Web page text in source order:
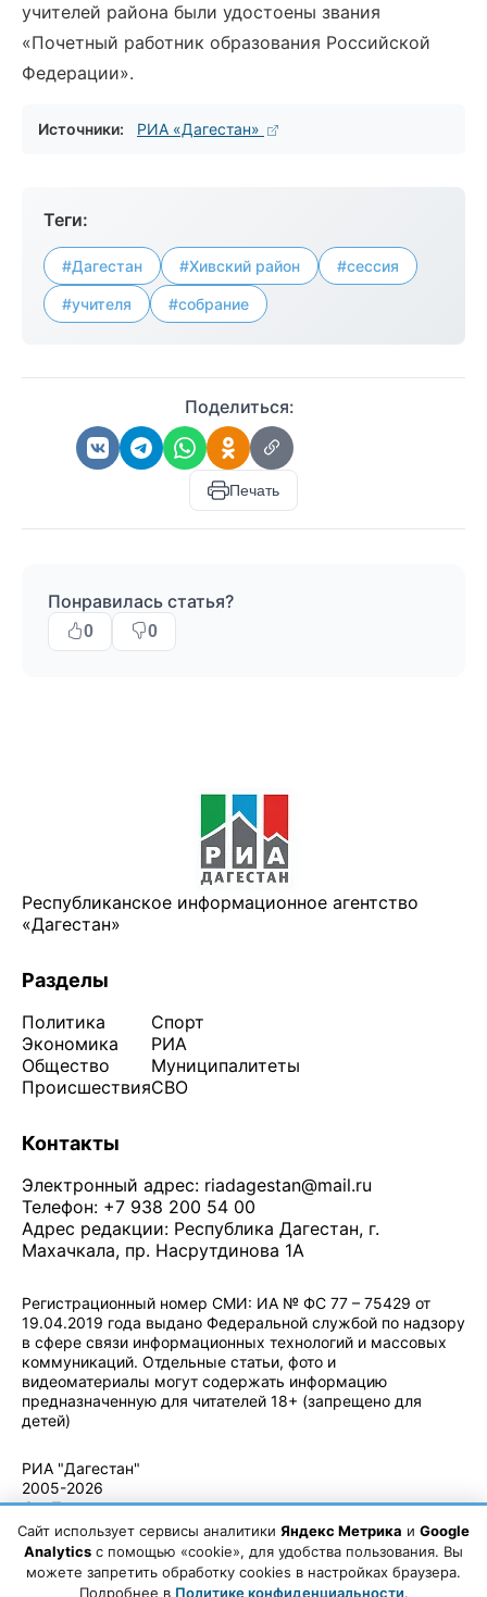
учителей района были удостоены звания
«Почетный работник образования Российской
Федерации».
Источники: РИА «Дагестан»
Теги:
#Дагестан #Хивский район #сессия
#учителя #собрание
Поделиться:
Печать
Понравилась статья?
0 0
Республиканское информационное агентство
«Дагестан»
Разделы
Политика
Экономика
Общество
Происшествия
Спорт
РИА
Муниципалитеты
СВО
Контакты
Электронный адрес: riadagestan@mail.ru
Телефон: +7 938 200 54 00
Адрес редакции: Республика Дагестан, г.
Махачкала, пр. Насрутдинова 1А
Регистрационный номер СМИ: ИА № ФС 77 – 75429 от
19.04.2019 года выдано Федеральной службой по надзору
в сфере связи информационных технологий и массовых
коммуникаций. Отдельные статьи, фото и
видеоматериалы могут содержать информацию
предназначенную для читателей 18+ (запрещено для
детей)
РИА "Дагестан"
2005-2026
© - Правила
использования
материалов.
Авторские
Сайт использует сервисы аналитики Яндекс Метрика и Google
Analytics с помощью «cookie», для удобства пользования. Вы
можете запретить обработку cookies в настройках браузера.
Подробнее в Политике конфиденциальности.